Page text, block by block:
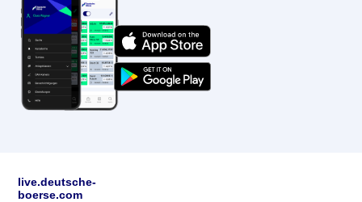
live.deutsche-
boerse.com